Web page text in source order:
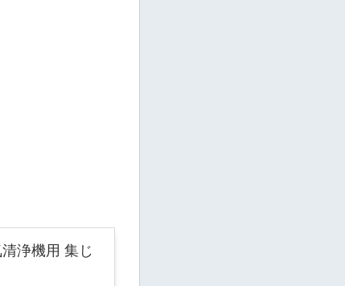
浄機用 集じ